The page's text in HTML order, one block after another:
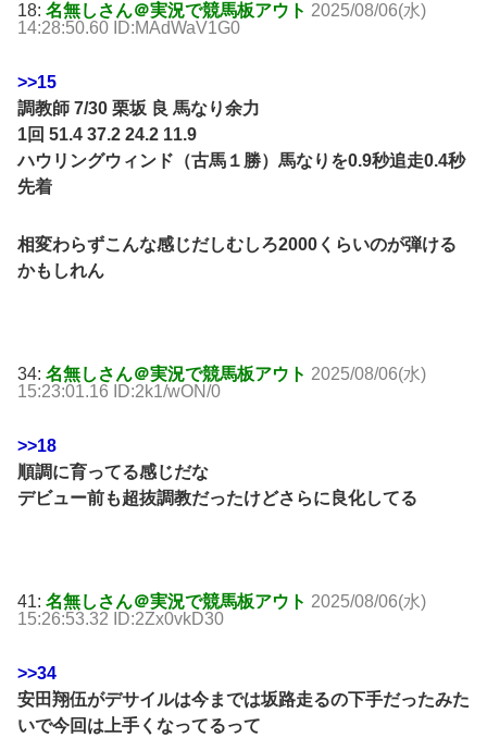
18: 名無しさん＠実況で競馬板アウト 2025/08/06(水)
14:28:50.60 ID:MAdWaV1G0
>>15
調教師 7/30 栗坂 良 馬なり余力
1回 51.4 37.2 24.2 11.9
ハウリングウィンド（古馬１勝）馬なりを0.9秒追走0.4秒
先着
相変わらずこんな感じだしむしろ2000くらいのが弾ける
かもしれん
34: 名無しさん＠実況で競馬板アウト 2025/08/06(水)
15:23:01.16 ID:2k1/wON/0
>>18
順調に育ってる感じだな
デビュー前も超抜調教だったけどさらに良化してる
41: 名無しさん＠実況で競馬板アウト 2025/08/06(水)
15:26:53.32 ID:2Zx0vkD30
>>34
安田翔伍がデサイルは今までは坂路走るの下手だったみた
いで今回は上手くなってるって